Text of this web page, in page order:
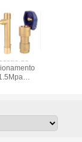
de
rápido